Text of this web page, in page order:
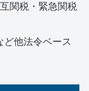
関税・緊急関税
ど他法令ベース